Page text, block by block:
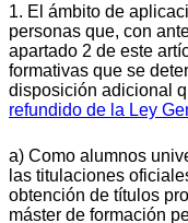
1. El ámbito de
personas que, con
apartado 2 de este
formativas que se
disposición adicional
refundido de la Ley
a) Como alumnos
las titulaciones
obtención de títulos
máster de formación